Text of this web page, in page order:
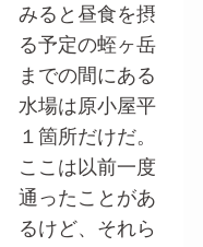
みると昼食を摂
る予定の蛭ヶ岳
までの間にある
水場は原小屋平
１箇所だけだ。
ここは以前一度
通ったことがあ
るけど、それら